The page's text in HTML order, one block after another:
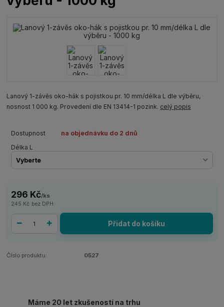
Lanový 1-závěs oko-hák s pojistkou pr. 10 mm/délka L dle výběru,
nosnost 1 000 kg. Provedení dle EN 13414-1 pozink. celý popis
Dostupnost
na objednávku do 2 dnů
Délka L
296 Kč/ks
245 Kč bez DPH
Přidat do košíku
Číslo produktu: 0527
Máme 20 let zkušeností na trhu